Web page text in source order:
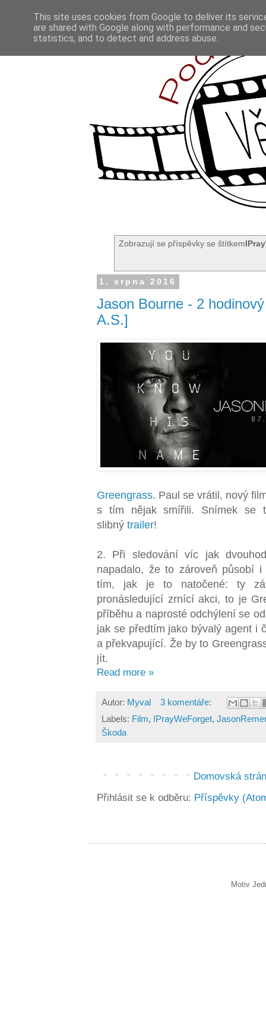
Zobrazují se příspěvky se štítkem
1. srpna 2016
Jason Bourne - 2
A.S.]
Greengrass. Paul se vrátil, nový
s tím nějak smířili. Snímek se
slibný trailer!
2. Při sledování víc jak
napadalo, že to zároveň působí
tím, jak je to natočené: ty
pronásledující zrnící akci, to je
příběhu a naprosté odchýlení se
jak se předtím jako bývalý agent i
a překvapující. Že by to
jít.
Read more »
Autor: Myval
3 komentáře:
Labels: Film, IPrayWeForget,
Škoda
Domovská
Přihlásit se k odběru: Příspěvky
Motiv
This site uses cookies from Google to deliver its
are shared with Google along with performance and
statistics, and to detect and address abuse.